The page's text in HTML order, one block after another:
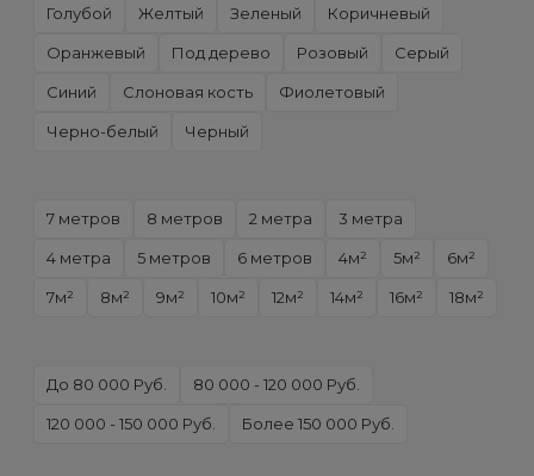
Голубой Желтый Зеленый Коричневый
Оранжевый Под дерево Розовый Серый
Синий Слоновая кость Фиолетовый
Черно-белый Черный
7 метров 8 метров 2 метра 3 метра
4 метра 5 метров 6 метров 4м² 5м² 6м²
7м² 8м² 9м² 10м² 12м² 14м² 16м² 18м²
До 80 000 Руб. 80 000 - 120 000 Руб.
120 000 - 150 000 Руб. Более 150 000 Руб.